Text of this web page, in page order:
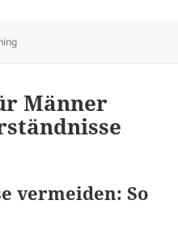
Männer
vermeiden: So